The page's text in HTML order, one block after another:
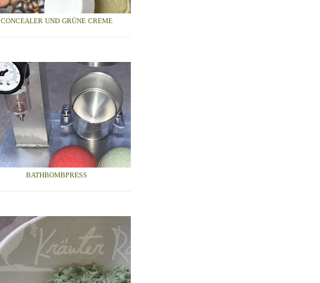
CONCEALER UND GRÜNE CREME
BATHBOMBPRESS